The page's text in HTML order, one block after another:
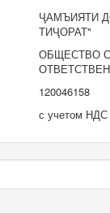
ҶАМЪИЯТИ
ТИҶОРАТ"
ОБЩЕСТВО
120046158
с учетом НДС